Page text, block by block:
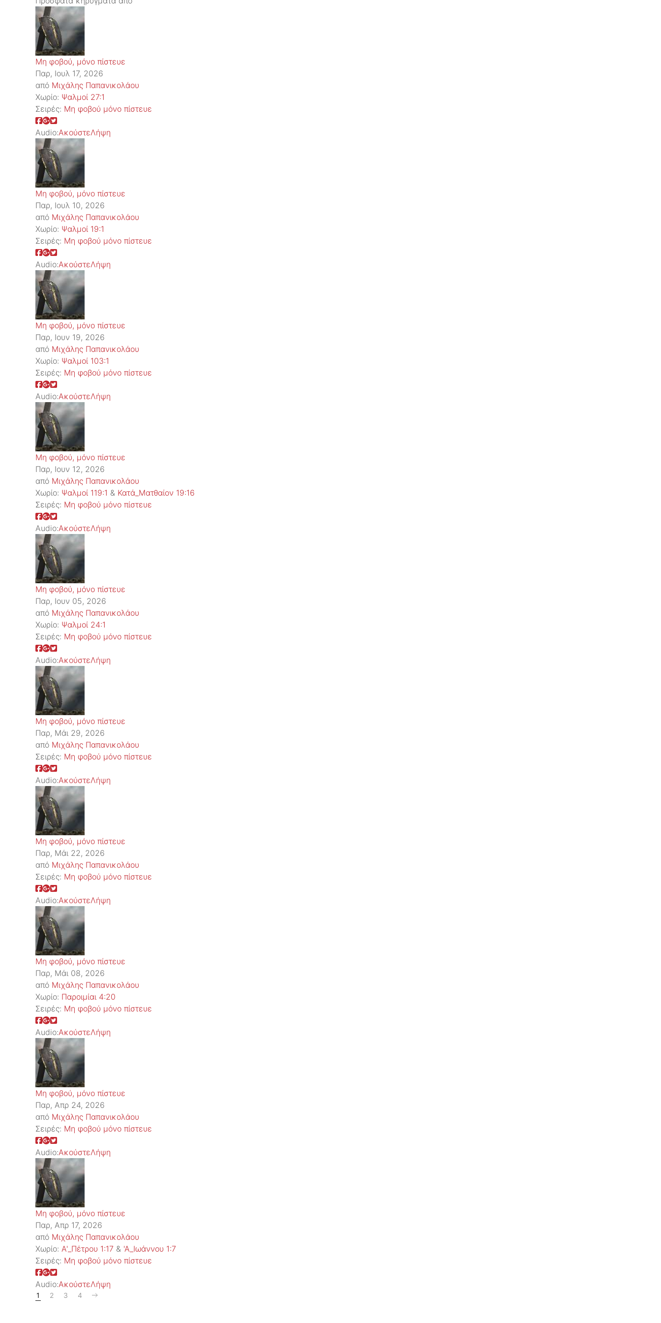
Μη φοβού, μόνο πίστευε
Παρ, Ιουλ 17, 2026
από Μιχάλης Παπανικολάου
Χωρίο: Ψαλμοί 27:1
Σειρές: Μη φοβού μόνο πίστευε
Audio:ΑκούστεΛήψη
Μη φοβού, μόνο πίστευε
Παρ, Ιουλ 10, 2026
από Μιχάλης Παπανικολάου
Χωρίο: Ψαλμοί 19:1
Σειρές: Μη φοβού μόνο πίστευε
Audio:ΑκούστεΛήψη
Μη φοβού, μόνο πίστευε
Παρ, Ιουν 19, 2026
από Μιχάλης Παπανικολάου
Χωρίο: Ψαλμοί 103:1
Σειρές: Μη φοβού μόνο πίστευε
Audio:ΑκούστεΛήψη
Μη φοβού, μόνο πίστευε
Παρ, Ιουν 12, 2026
από Μιχάλης Παπανικολάου
Χωρίο: Ψαλμοί 119:1 & Κατά_Ματθαίον 19:16
Σειρές: Μη φοβού μόνο πίστευε
Audio:ΑκούστεΛήψη
Μη φοβού, μόνο πίστευε
Παρ, Ιουν 05, 2026
από Μιχάλης Παπανικολάου
Χωρίο: Ψαλμοί 24:1
Σειρές: Μη φοβού μόνο πίστευε
Audio:ΑκούστεΛήψη
Μη φοβού, μόνο πίστευε
Παρ, Μάι 29, 2026
από Μιχάλης Παπανικολάου
Σειρές: Μη φοβού μόνο πίστευε
Audio:ΑκούστεΛήψη
Μη φοβού, μόνο πίστευε
Παρ, Μάι 22, 2026
από Μιχάλης Παπανικολάου
Σειρές: Μη φοβού μόνο πίστευε
Audio:ΑκούστεΛήψη
Μη φοβού, μόνο πίστευε
Παρ, Μάι 08, 2026
από Μιχάλης Παπανικολάου
Χωρίο: Παροιμίαι 4:20
Σειρές: Μη φοβού μόνο πίστευε
Audio:ΑκούστεΛήψη
Μη φοβού, μόνο πίστευε
Παρ, Απρ 24, 2026
από Μιχάλης Παπανικολάου
Σειρές: Μη φοβού μόνο πίστευε
Audio:ΑκούστεΛήψη
Μη φοβού, μόνο πίστευε
Παρ, Απρ 17, 2026
από Μιχάλης Παπανικολάου
Χωρίο: Α'_Πέτρου 1:17 & 'Α_Ιωάννου 1:7
Σειρές: Μη φοβού μόνο πίστευε
Audio:ΑκούστεΛήψη
1 2 3 4